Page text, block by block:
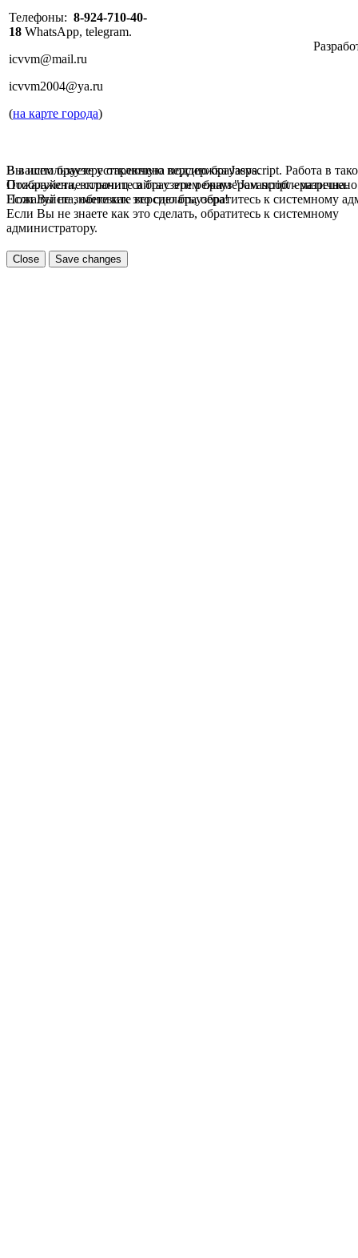
Телефоны: 8-924-710-40-
18 WhatsApp, telegram.
icvvm@mail.ru
icvvm2004@ya.ru
(на карте города)
В вашем браузере отключена поддержка Jasvscript. Работа в
Пожалуйста, включите в браузере режим "Javascript -
Если Вы не знаете как это сделать, обратитесь к системному
Вы используете устаревшую версию браузера.
Отображение страниц сайта с этим браузером проблематична.
Пожалуйста, обновите версию браузера!
Если Вы не знаете как это сделать, обратитесь к системному
администратору.
Close Save changes